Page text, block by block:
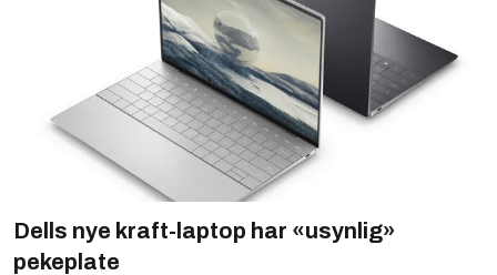
Dells nye kraft-laptop har «usynlig»
pekeplate